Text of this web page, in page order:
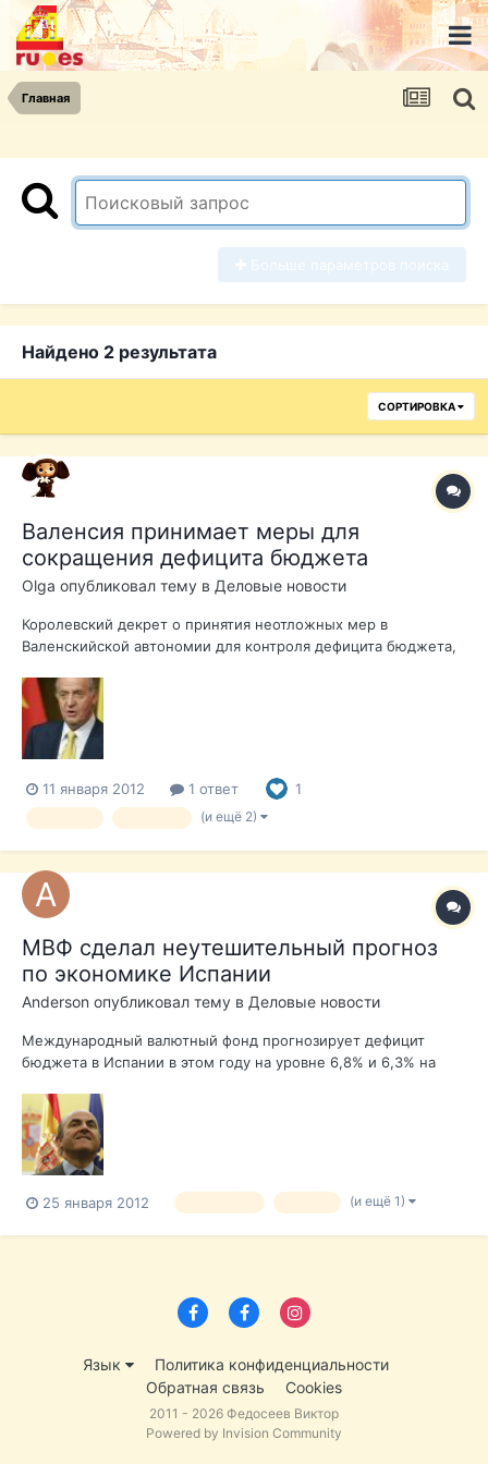
Главная
Найдено 2 результата
СОРТИРОВКА
Валенсия принимает меры для
сокращения дефицита бюджета
Olga опубликовал тему в Деловые новости
Королевский декрет о принятия неотложных мер в
Валенскийской автономии для контроля дефицита бюджета,
содержит пункт, который не был объявлен ранее, о
сокращении 25% временных работников в администрации
автономии, что составляет 40.000 человек....
11 января 2012 1 ответ 1
(и ещё 2)
МВФ сделал неутешительный прогноз
по экономике Испании
Anderson опубликовал тему в Деловые новости
Международный валютный фонд прогнозирует дефицит
бюджета в Испании в этом году на уровне 6,8% и 6,3% на
понижения мировой экономики. Прогноз очень далек от
целевого дефицита испанского бюджета, который должен
составить не более 4,4% ВВП. На 2013 го...
25 января 2012 (и ещё 1)
Язык
Политика конфиденциальности
Обратная связь
Cookies
2011 - 2026 Федосеев Виктор
Powered by Invision Community